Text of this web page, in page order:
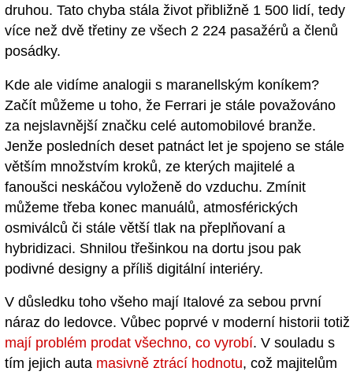
druhou. Tato chyba stála život přibližně 1 500 lidí, tedy
více než dvě třetiny ze všech 2 224 pasažérů a členů
posádky.
Kde ale vidíme analogii s maranellským koníkem?
Začít můžeme u toho, že Ferrari je stále považováno
za nejslavnější značku celé automobilové branže.
Jenže posledních deset patnáct let je spojeno se stále
větším množstvím kroků, ze kterých majitelé a
fanoušci neskáčou vyloženě do vzduchu. Zmínit
můžeme třeba konec manuálů, atmosférických
osmiválců či stále větší tlak na přeplňovaní a
hybridizaci. Shnilou třešinkou na dortu jsou pak
podivné designy a příliš digitální interiéry.
V důsledku toho všeho mají Italové za sebou první
náraz do ledovce. Vůbec poprvé v moderní historii totiž
mají problém prodat všechno, co vyrobí. V souladu s
tím jejich auta masivně ztrácí hodnotu, což majitelům